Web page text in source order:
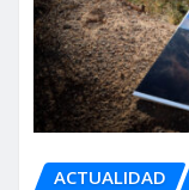
ACTUALIDAD